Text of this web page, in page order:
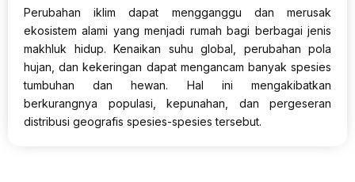
Perubahan iklim dapat mengganggu dan merusak
ekosistem alami yang menjadi rumah bagi berbagai jenis
makhluk hidup. Kenaikan suhu global, perubahan pola
hujan, dan kekeringan dapat mengancam banyak spesies
tumbuhan dan hewan. Hal ini mengakibatkan
berkurangnya populasi, kepunahan, dan pergeseran
distribusi geografis spesies-spesies tersebut.